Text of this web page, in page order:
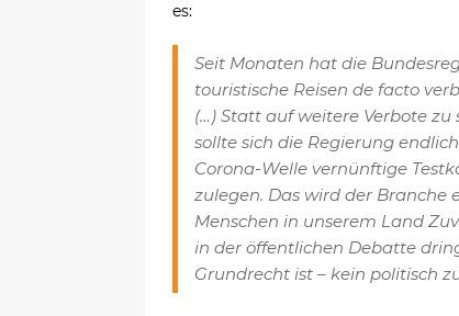
es:
Seit Monaten hat die
touristische Reisen de facto
(…) Statt auf weitere Verbote zu
sollte sich die Regierung
Corona-Welle vernünftige
zulegen. Das wird der Branche
Menschen in unserem Land
in der öffentlichen Debatte
Grundrecht ist – kein politisch